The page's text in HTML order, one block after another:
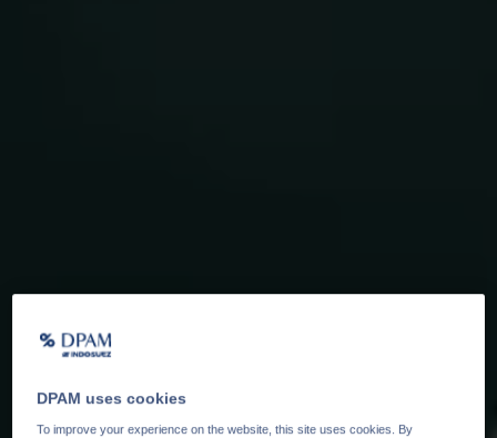
DPAM uses cookies
To improve your experience on the website, this site uses cookies. By